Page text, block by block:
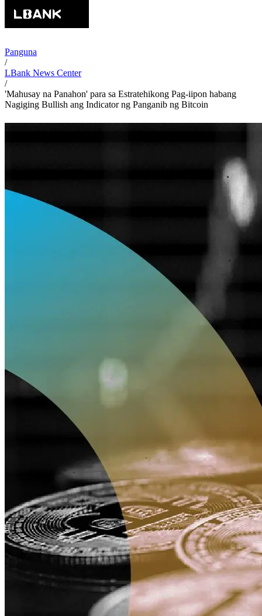
Panguna
/
LBank News Center
/
'Mahusay na Panahon' para sa Estratehikong Pag-iipon habang
Nagiging Bullish ang Indicator ng Panganib ng Bitcoin